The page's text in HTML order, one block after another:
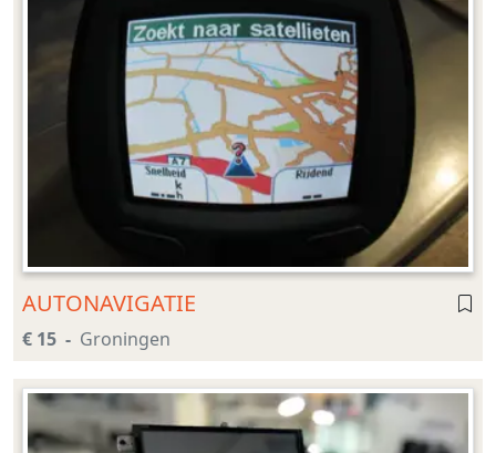
AUTONAVIGATIE
€ 15 Groningen